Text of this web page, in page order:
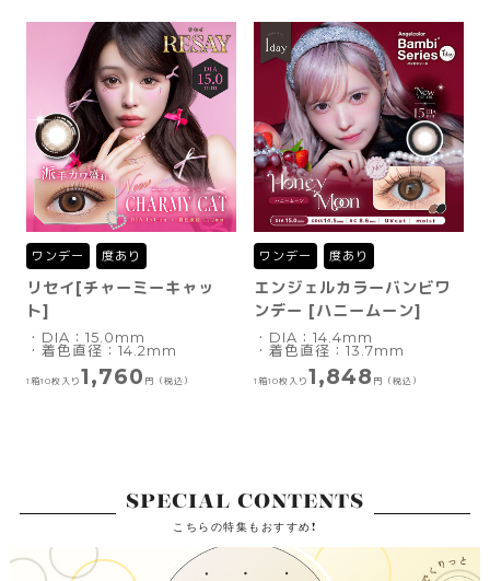
ワンデー 度あり
リセイ[チャーミーキャッ
ト]
・DIA：15.0mm
・着色直径：14.2mm
1箱10枚入り 1,760 円（税込）
ワンデー 度あり
エンジェルカラーバンビワ
ンデー [ハニームーン]
・DIA：14.4mm
・着色直径：13.7mm
1箱10枚入り 1,848 円（税込）
SPECIAL CONTENTS
こちらの特集もおすすめ!